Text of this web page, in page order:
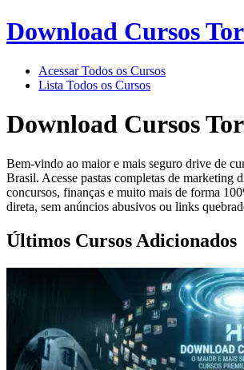
Download Cursos
Acessar Todos os Cursos
Lista Todos os Cursos
Download Cursos
Bem-vindo ao maior e mais seguro drive de
Brasil. Acesse pastas completas de marketing
concursos, finanças e muito mais de forma
direta, sem anúncios abusivos ou links
Últimos Cursos Adicionados